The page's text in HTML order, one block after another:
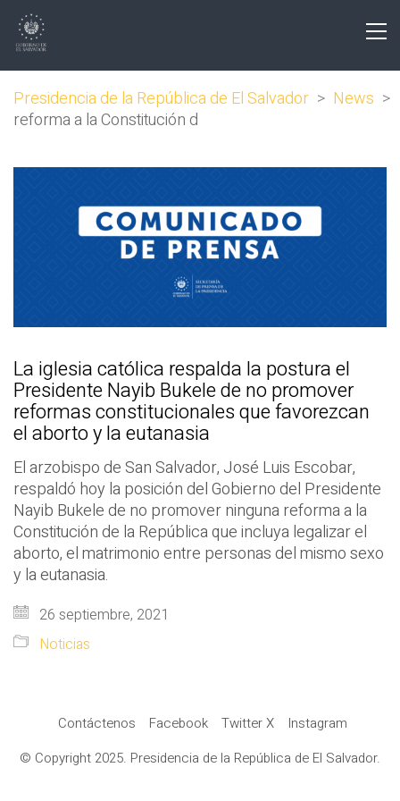
Presidencia de la República de El Salvador > News >
reforma a la Constitución d
La iglesia católica respalda la postura el
Presidente Nayib Bukele de no promover
reformas constitucionales que favorezcan
el aborto y la eutanasia
El arzobispo de San Salvador, José Luis Escobar,
respaldó hoy la posición del Gobierno del Presidente
Nayib Bukele de no promover ninguna reforma a la
Constitución de la República que incluya legalizar el
aborto, el matrimonio entre personas del mismo sexo
y la eutanasia.
26 septiembre, 2021
Noticias
Contáctenos Facebook Twitter X
Instagram
© Copyright 2025. Presidencia de la República de El Salvador.